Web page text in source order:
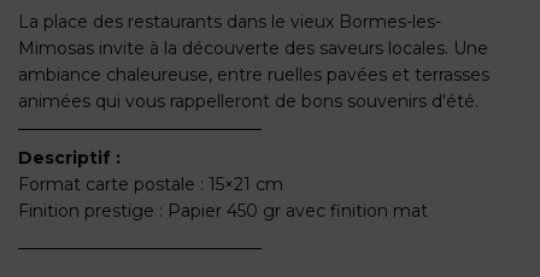
La place des restaurants dans le vieux Bormes-les-
Mimosas invite à la découverte des saveurs locales. Une
ambiance chaleureuse, entre ruelles pavées et terrasses
animées qui vous rappelleront de bons souvenirs d'été.
Descriptif :
Format carte postale : 15×21 cm
Finition prestige : Papier 450 gr avec finition mat